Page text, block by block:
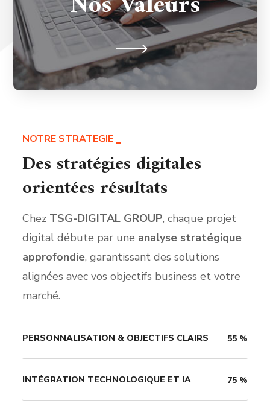
humains et créatifs.
NOTRE STRATEGIE
Des stratégies digitales
orientées résultats
Chez TSG-DIGITAL GROUP, chaque projet
digital débute par une analyse stratégique
approfondie, garantissant des solutions
alignées avec vos objectifs business et votre
marché.
PERSONNALISATION & OBJECTIFS CLAIRS 55 %
INTÉGRATION TECHNOLOGIQUE ET IA 75 %